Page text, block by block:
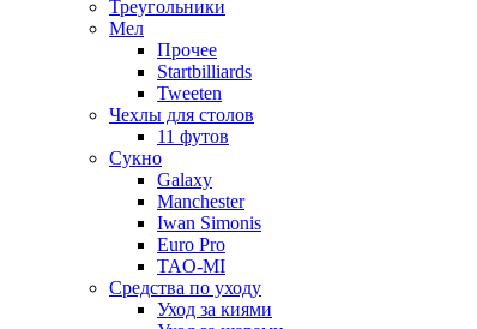
Треугольники
Мел
Прочее
Startbilliards
Tweeten
Чехлы для столов
11 футов
Сукно
Galaxy
Manchester
Iwan Simonis
Euro Pro
TAO-MI
Средства по уходу
Уход за киями